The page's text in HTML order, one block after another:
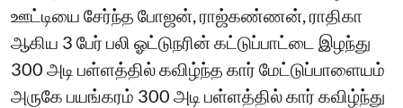
ஊட்டியை சேர்ந்த போஜன், ராஜ்கண்ணன், ராதிகா
ஆகிய 3 பேர் பலி ஓட்டுநரின் கட்டுப்பாட்டை இழந்து
300 அடி பள்ளத்தில் கவிழ்ந்த கார் மேட்டுப்பாளையம்
அருகே பயங்கரம் 300 அடி பள்ளத்தில் கார் கவிழ்ந்து